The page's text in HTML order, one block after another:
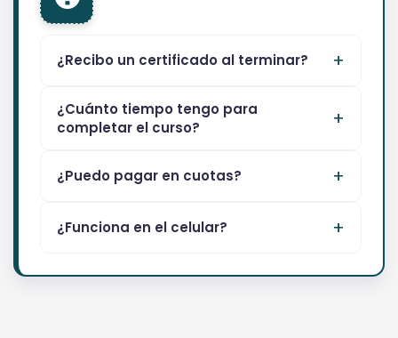
¿Recibo un certificado al terminar?
¿Cuánto tiempo tengo para
completar el curso?
¿Puedo pagar en cuotas?
¿Funciona en el celular?